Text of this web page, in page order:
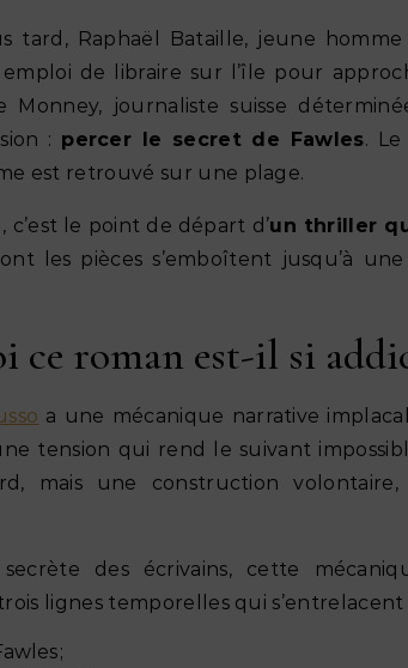
tard, Raphaël Bataille, jeune
de libraire sur l’île pour
Monney, journaliste suisse
: percer le secret de Fawles.
est retrouvé sur une plage.
c’est le point de départ d’un thriller
les pièces s’emboîtent jusqu’à
ce roman est-il si
a une mécanique narrative
tension qui rend le suivant
mais une construction
des écrivains, cette
lignes temporelles qui s’entrelacent
;